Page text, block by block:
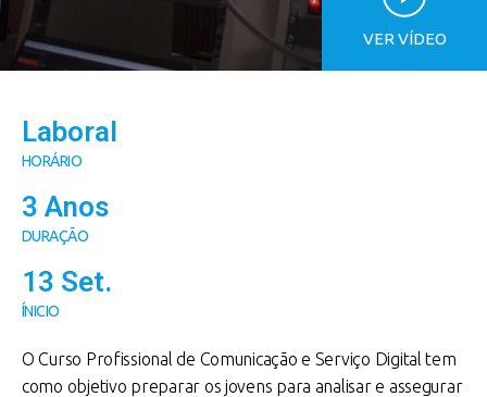
VER VÍDEO
Laboral
HORÁRIO
3 Anos
DURAÇÃO
13 Set.
ÍNICIO
O Curso Profissional de Comunicação e Serviço Digital tem
como objetivo preparar os jovens para analisar e assegurar